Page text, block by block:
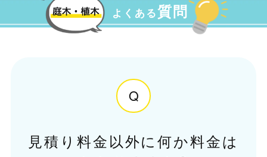
よくある質問
Q
見積り料金以外に何か料金は